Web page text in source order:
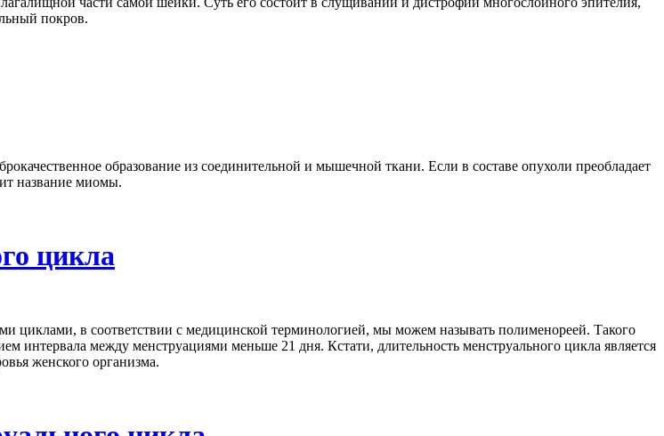
покров.
образование из соединительной и мышечной ткани. Если в составе опухоли преобладает
название миомы.
цикла
циклами, в соответствии с медицинской терминологией, мы можем называть полименореей. Такого
интервала между менструациями меньше 21 дня. Кстати, длительность менструального цикла является
женского организма.